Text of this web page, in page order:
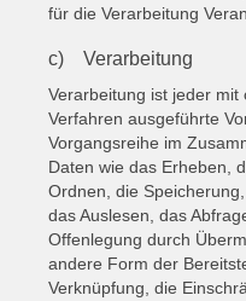
für die Verarbeitung
c) Verarbeitung
Verarbeitung ist jeder
Verfahren ausgeführte
Vorgangsreihe im
Daten wie das Erheben,
Ordnen, die
das Auslesen, das
Offenlegung durch
andere Form der
Verknüpfung, die